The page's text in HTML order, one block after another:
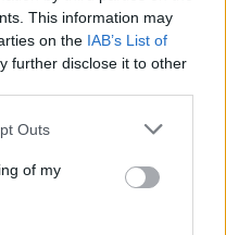
This information may
on the IAB’s List of
further disclose it to other
Outs
of my